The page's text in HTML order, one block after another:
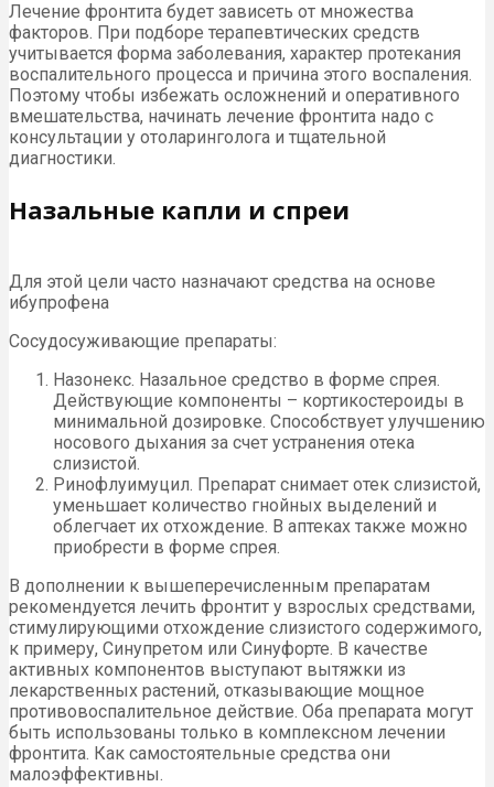
Лечение фронтита будет зависеть от множества
факторов. При подборе терапевтических средств
учитывается форма заболевания, характер протекания
воспалительного процесса и причина этого воспаления.
Поэтому чтобы избежать осложнений и оперативного
вмешательства, начинать лечение фронтита надо с
консультации у отоларинголога и тщательной
диагностики.
Назальные капли и спреи
Для этой цели часто назначают средства на основе
ибупрофена
Сосудосуживающие препараты:
Назонекс. Назальное средство в форме спрея.
Действующие компоненты – кортикостероиды в
минимальной дозировке. Способствует улучшению
носового дыхания за счет устранения отека
слизистой.
Ринофлуимуцил. Препарат снимает отек слизистой,
уменьшает количество гнойных выделений и
облегчает их отхождение. В аптеках также можно
приобрести в форме спрея.
В дополнении к вышеперечисленным препаратам
рекомендуется лечить фронтит у взрослых средствами,
стимулирующими отхождение слизистого содержимого,
к примеру, Синупретом или Синуфорте. В качестве
активных компонентов выступают вытяжки из
лекарственных растений, отказывающие мощное
противовоспалительное действие. Оба препарата могут
быть использованы только в комплексном лечении
фронтита. Как самостоятельные средства они
малоэффективны.